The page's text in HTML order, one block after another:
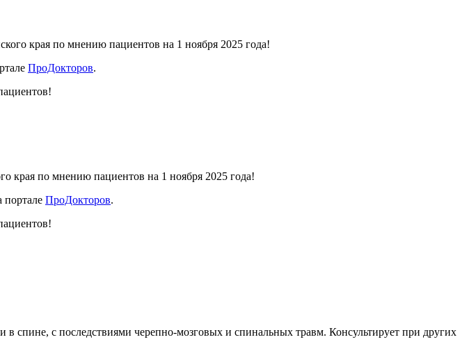
края по мнению пациентов на 1 ноября 2025 года!
ПроДокторов.
края по мнению пациентов на 1 ноября 2025 года!
портале ПроДокторов.
спине, c последствиями черепно-мозговых и спинальных травм. Консультирует при других